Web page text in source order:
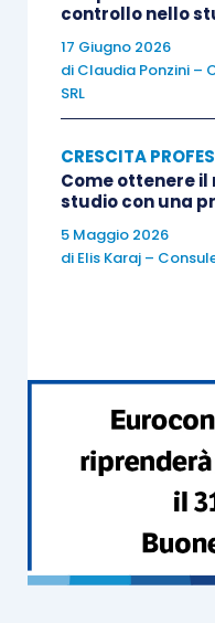
dell’Esperienza).
Dopo ogni
riflettere su cosa
quali errori
seguente avrà
Motivazione.
scuola o per
stato molto più
trovavamo
intellettuale o
permette di
controllo nello
17 Giugno 2026
di Claudia Ponzini –
SRL
CRESCITA
Come ottenere
studio con una
5 Maggio 2026
di Elis Karaj –